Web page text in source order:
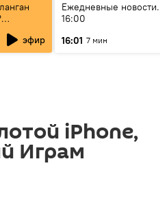
эфир
Ежедневные новости.
16:00
16:01 7 мин
iPhone,
Играм